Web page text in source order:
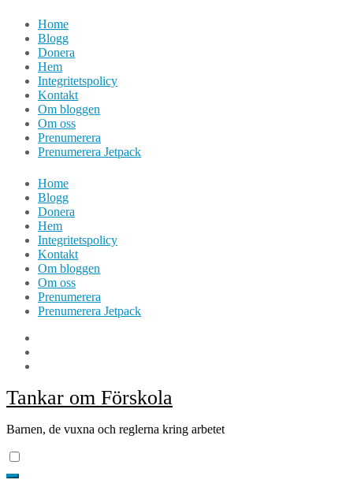
Hoppa
innehåll
Home
Blogg
Donera
Hem
Integritetspolicy
Kontakt
Om bloggen
Om oss
Prenumerera
Prenumerera Jetpack
Home
Blogg
Donera
Hem
Integritetspolicy
Kontakt
Om bloggen
Om oss
Prenumerera
Prenumerera Jetpack
Tankar om Förskola
Barnen, de vuxna och reglerna kring arbetet